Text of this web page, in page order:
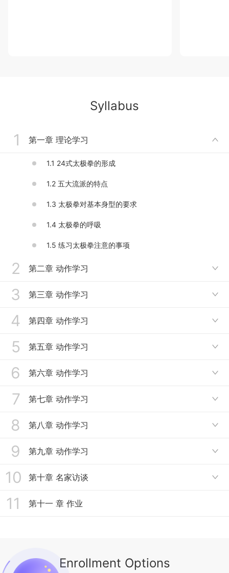
Syllabus
1 第一章 理论学习 
1.1 24式太极拳的形成
1.2 五大流派的特点
1.3 太极拳对基本身型的要求
1.4 太极拳的呼吸
1.5 练习太极拳注意的事项
2 第二章 动作学习 
2.1 太极拳的基本技术
3 第三章 动作学习 
3.1 左右搂膝拗步
4 第四章 动作学习 
4.1 左揽雀尾、右揽雀尾
5 第五章 动作学习 
5.1 云手
6 第六章 动作学习 
6.1 双峰贯耳、转身左蹬脚
7 第七章 动作学习 
7.1左右穿梭
8 第八章 动作学习 
8.1 转身搬拦捶
9 第九章 动作学习 
9.1 复习24式太极拳
10 第十章 名家访谈 
10.1 陈式太极拳
10.4 武式太极拳
11 第十一 章 作业
Enrollment Options